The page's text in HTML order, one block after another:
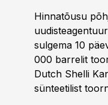
Hinnatõusu
sulgema 10
000 barrelit
Dutch Shelli
sünteetilist